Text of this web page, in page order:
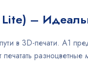
–
в 3D-печати. A1